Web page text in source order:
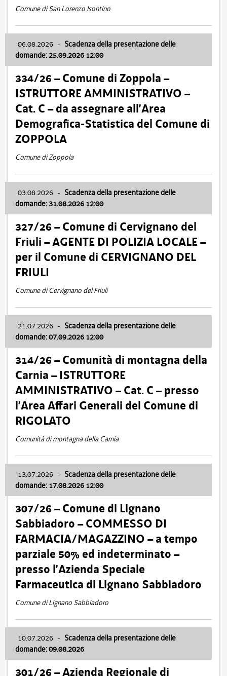
Comune di San Lorenzo Isontino
06.08.2026 - Scadenza della presentazione delle
domande: 25.09.2026 12:00
334/26 – Comune di Zoppola –
ISTRUTTORE AMMINISTRATIVO –
Cat. C – da assegnare all’Area
Demografica-Statistica del Comune di
ZOPPOLA
Comune di Zoppola
03.08.2026 - Scadenza della presentazione delle
domande: 31.08.2026 12:00
327/26 – Comune di Cervignano del
Friuli – AGENTE DI POLIZIA LOCALE –
per il Comune di CERVIGNANO DEL
FRIULI
Comune di Cervignano del Friuli
21.07.2026 - Scadenza della presentazione delle
domande: 07.09.2026 12:00
314/26 – Comunità di montagna della
Carnia – ISTRUTTORE
AMMINISTRATIVO – Cat. C – presso
l’Area Affari Generali del Comune di
RIGOLATO
Comunità di montagna della Carnia
13.07.2026 - Scadenza della presentazione delle
domande: 17.08.2026 12:00
307/26 – Comune di Lignano
Sabbiadoro – COMMESSO DI
FARMACIA/MAGAZZINO – a tempo
parziale 50% ed indeterminato –
presso l’Azienda Speciale
Farmaceutica di Lignano Sabbiadoro
Comune di Lignano Sabbiadoro
10.07.2026 - Scadenza della presentazione delle
domande: 09.08.2026
301/26 – Azienda Regionale di